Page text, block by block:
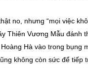
no, nhưng “mọi việc
Thiên Vương Mẫu đánh
Hà vào trong bụng
không còn sức để